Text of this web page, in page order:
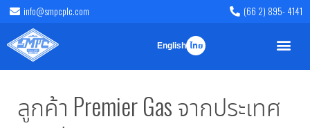
info@smpcplc.com (66 2) 895- 4141
English ไทย
ลูกค้า Premier Gas จากประเทศ